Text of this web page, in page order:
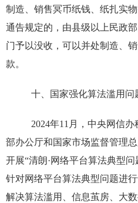
制造、销售冥币纸钱、纸扎实
通告规定的，由县级以上民政
门予以没收，可以并处制造、
款。
十、国家强化算法滥用问
2024年11月，中央网信
部办公厅和国家市场监督管理
开展“清朗·网络平台算法典型
针对网络平台算法典型问题进
解决算法滥用、信息茧房、大